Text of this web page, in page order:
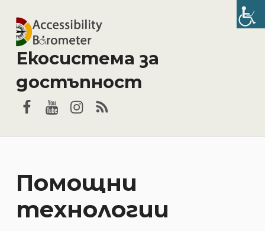
Екосистема за
достъпност
Facebook
YouTube
Instagram
RSS
Помощни
технологии